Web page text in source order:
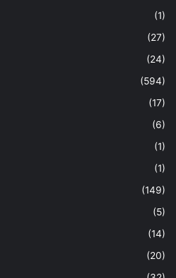
(1)
(27)
(24)
(594)
(17)
(6)
(1)
(1)
(149)
(5)
(14)
(20)